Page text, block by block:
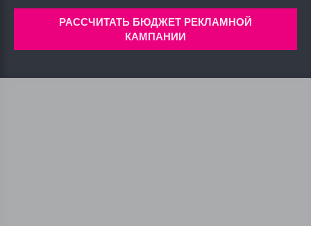
РАССЧИТАТЬ БЮДЖЕТ РЕКЛАМНОЙ
КАМПАНИИ